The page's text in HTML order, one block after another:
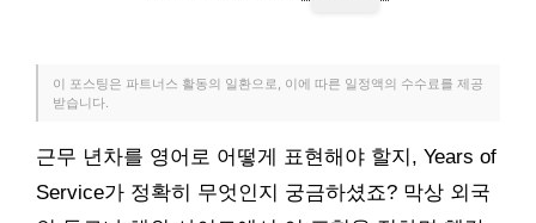
이 포스팅은 파트너스 활동의 일환으로, 이에 따른 일정액의 수수료를 제공
받습니다.
근무 년차를 영어로 어떻게 표현해야 할지, Years of
Service가 정확히 무엇인지 궁금하셨죠? 막상 외국